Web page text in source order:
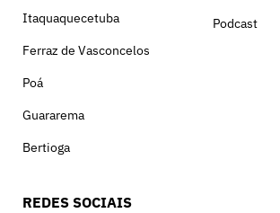
Itaquaquecetuba
Ferraz de Vasconcelos
Poá
Guararema
Bertioga
Podcast
REDES SOCIAIS